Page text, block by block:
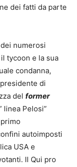
dei fatti da parte
numerosi
tycoon e la sua
condanna,
di
del former
linea Pelosi”
autoimposti
USA e
Il Qui pro